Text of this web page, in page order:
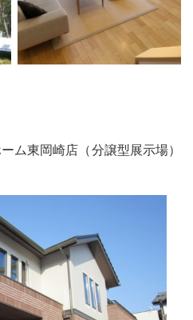
ム東岡崎店（分譲型展示場）